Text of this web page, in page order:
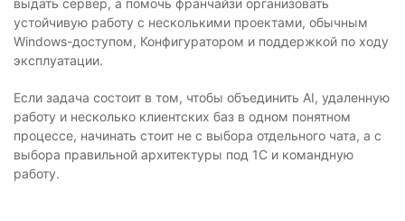
выдать сервер, а помочь франчайзи организовать
устойчивую работу с несколькими проектами, обычным
Windows-доступом, Конфигуратором и поддержкой по ходу
эксплуатации.
Если задача состоит в том, чтобы объединить AI, удаленную
работу и несколько клиентских баз в одном понятном
процессе, начинать стоит не с выбора отдельного чата, а с
выбора правильной архитектуры под 1С и командную
работу.